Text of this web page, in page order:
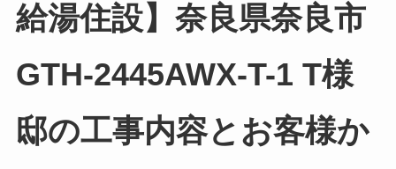
給湯住設】奈良県奈良市
GTH-2445AWX-T-1 T様
邸の工事内容とお客様か